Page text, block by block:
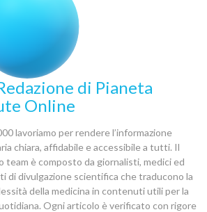
di Pianeta
Online
lavoriamo per rendere l’informazione
chiara, affidabile e accessibile a tutti. Il
team è composto da giornalisti, medici ed
di divulgazione scientifica che traducono la
della medicina in contenuti utili per la
Ogni articolo è verificato con rigore